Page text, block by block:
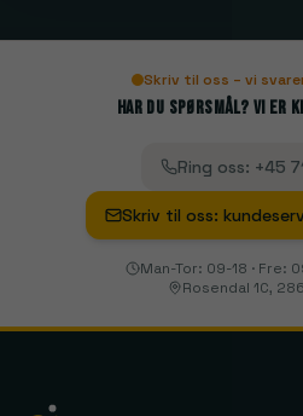
Skriv til oss – vi
Har du spørsmål? Vi
Ring oss: +45
Skriv til oss:
Man-Tor: 09-18 · Fre:
Rosendal 1C,